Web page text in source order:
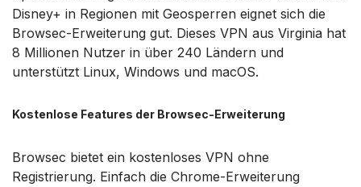
Disney+ in Regionen mit Geosperren eignet sich die
Browsec-Erweiterung gut. Dieses VPN aus Virginia hat
8 Millionen Nutzer in über 240 Ländern und
unterstützt Linux, Windows und macOS.
Kostenlose Features der Browsec-Erweiterung
Browsec bietet ein kostenloses VPN ohne
Registrierung. Einfach die Chrome-Erweiterung